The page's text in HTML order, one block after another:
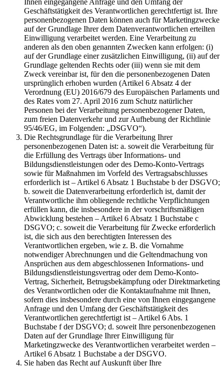
Ihnen eingegangene Anfrage und den Umfang der
Geschäftstätigkeit des Verantwortlichen gerechtfertigt ist. Ihre
personenbezogenen Daten können auch für Marketingzwecke
auf der Grundlage Ihrer dem Datenverantwortlichen erteilten
Einwilligung verarbeitet werden. Eine Verarbeitung zu
anderen als den oben genannten Zwecken kann erfolgen: (i)
auf der Grundlage einer zusätzlichen Einwilligung, (ii) auf der
Grundlage geltenden Rechts oder (iii) wenn sie mit dem
Zweck vereinbar ist, für den die personenbezogenen Daten
ursprünglich erhoben wurden (Artikel 6 Absatz 4 der
Verordnung (EU) 2016/679 des Europäischen Parlaments und
des Rates vom 27. April 2016 zum Schutz natürlicher
Personen bei der Verarbeitung personenbezogener Daten,
zum freien Datenverkehr und zur Aufhebung der Richtlinie
95/46/EG, im Folgenden: „DSGVO“).
Die Rechtsgrundlage für die Verarbeitung Ihrer
personenbezogenen Daten ist: a. soweit die Verarbeitung für
die Erfüllung des Vertrags über Informations- und
Bildungsdienstleistungen oder des Demo-Konto-Vertrags
sowie für Maßnahmen im Vorfeld des Vertragsabschlusses
erforderlich ist – Artikel 6 Absatz 1 Buchstabe b der DSGVO;
b. soweit die Datenverarbeitung erforderlich ist, damit der
Verantwortliche ihm obliegende rechtliche Verpflichtungen
erfüllen kann, die insbesondere in der vorschriftsmäßigen
Abwicklung bestehen – Artikel 6 Absatz 1 Buchstabe c
DSGVO; c. soweit die Verarbeitung für Zwecke erforderlich
ist, die sich aus den berechtigten Interessen des
Verantwortlichen ergeben, wie z. B. die Vornahme
notwendiger Abrechnungen und die Geltendmachung von
Ansprüchen aus dem abgeschlossenen Informations- und
Bildungsdienstleistungsvertrag oder dem Demo-Konto-
Vertrag, Sicherheit, Betrugsbekämpfung oder Direktmarketing
des Verantwortlichen oder die Kontaktaufnahme mit Ihnen,
sofern dies insbesondere durch eine von Ihnen eingegangene
Anfrage und den Umfang der Geschäftstätigkeit des
Verantwortlichen gerechtfertigt ist – Artikel 6 Abs. 1
Buchstabe f der DSGVO; d. soweit Ihre personenbezogenen
Daten auf der Grundlage Ihrer Einwilligung für
Marketingzwecke des Verantwortlichen verarbeitet werden –
Artikel 6 Absatz 1 Buchstabe a der DSGVO.
Sie haben das Recht auf Auskunft über Ihre